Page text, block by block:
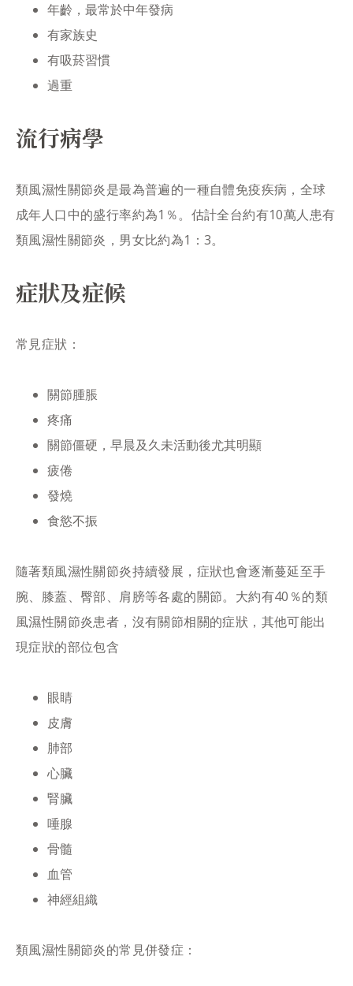
年齡，最常於中年發病
有家族史
有吸菸習慣
過重
流行病學
類風濕性關節炎是最為普遍的一種自體免疫疾病，全球
成年人口中的盛行率約為1％。估計全台約有10萬人患有
類風濕性關節炎，男女比約為1：3。
症狀及症候
常見症狀：
關節腫脹
疼痛
關節僵硬，早晨及久未活動後尤其明顯
疲倦
發燒
食慾不振
隨著類風濕性關節炎持續發展，症狀也會逐漸蔓延至手
腕、膝蓋、臀部、肩膀等各處的關節。大約有40％的類
風濕性關節炎患者，沒有關節相關的症狀，其他可能出
現症狀的部位包含
眼睛
皮膚
肺部
心臟
腎臟
唾腺
骨髓
血管
神經組織
類風濕性關節炎的常見併發症：